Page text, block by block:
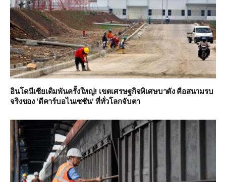
อินโดนีเซียเดิมพันครั้งใหญ่! เขตเศรษฐกิจพิเศษบาตัง คือสนามรบ
จริงของ ‘ดีคาร์บอไนเซชัน’ ที่ทั่วโลกจับตา